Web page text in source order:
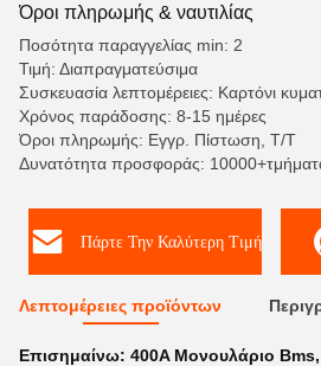
Όροι πληρωμής & ναυτιλίας
Ποσότητα παραγγελίας min: 2
Τιμή: Διαπραγματεύσιμα
Συσκευασία λεπτομέρειες: Καρτόνι
Χρόνος παράδοσης: 8-15 ημέρες
Όροι πληρωμής: Εγγρ. Πίστωση, T/T
Δυνατότητα προσφοράς:
Πάρτε Την Καλύτερη Τιμή
Λεπτομέρειες προϊόντων
Επισημαίνω: 400A Μονουλάριο Bms,